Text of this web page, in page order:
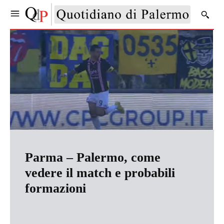
Parma – Palermo, come
vedere il match e probabili
formazioni